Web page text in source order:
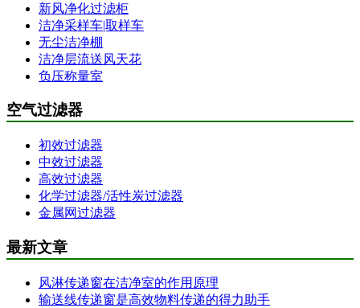
新风净化过滤柜
洁净采样车|取样车
无尘洁净棚
洁净层流送风天花
负压称量室
空气过滤器
初效过滤器
中效过滤器
高效过滤器
化学过滤器/活性炭过滤器
金属网过滤器
最新文章
风淋传递窗在洁净室的作用原理
输送线传递窗是高效物料传递的得力助手